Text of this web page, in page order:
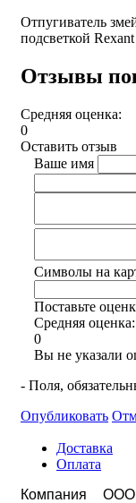
Отпугиватель
подсветкой
Отзывы
Средняя оценка:
0
Оставить отзыв
Ваше имя
Символы на
Поставьте
Средняя оценка:
0
Вы не указали
- Поля,
Опубликовать
Доставка
Оплата
Компания ООО